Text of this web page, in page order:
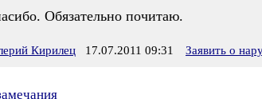
Обязательно почитаю.
Кирилец 17.07.2011 09:31 Заявить о